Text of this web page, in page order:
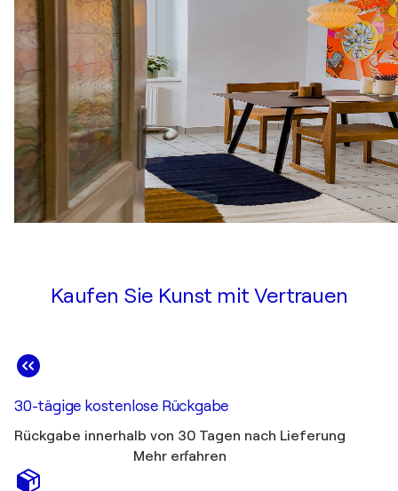
Kaufen Sie Kunst mit Vertrauen
30-tägige kostenlose Rückgabe
Rückgabe innerhalb von 30 Tagen nach Lieferung
Mehr erfahren